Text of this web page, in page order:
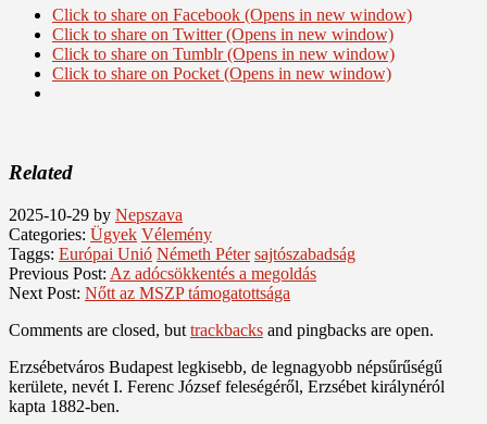
Click to share on Facebook (Opens in new window)
Click to share on Twitter (Opens in new window)
Click to share on Tumblr (Opens in new window)
Click to share on Pocket (Opens in new window)
Related
2025-10-29 by Nepszava
Categories: Ügyek Vélemény
Taggs: Európai Unió Németh Péter sajtószabadság
Previous Post: Az adócsökkentés a megoldás
Next Post: Nőtt az MSZP támogatottsága
Comments are closed, but trackbacks and pingbacks are open.
Erzsébetváros Budapest legkisebb, de legnagyobb népsűrűségű
kerülete, nevét I. Ferenc József feleségéről, Erzsébet királynéról
kapta 1882-ben.